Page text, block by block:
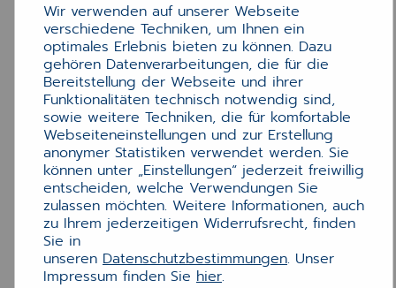
Wir verwenden auf unserer Webseite
verschiedene Techniken, um Ihnen ein
optimales Erlebnis bieten zu können. Dazu
gehören Datenverarbeitungen, die für die
Bereitstellung der Webseite und ihrer
Funktionalitäten technisch notwendig sind,
sowie weitere Techniken, die für komfortable
Webseiteneinstellungen und zur Erstellung
anonymer Statistiken verwendet werden. Sie
können unter „Einstellungen“ jederzeit freiwillig
entscheiden, welche Verwendungen Sie
zulassen möchten. Weitere Informationen, auch
zu Ihrem jederzeitigen Widerrufsrecht, finden
Sie in
unseren Datenschutzbestimmungen. Unser
Impressum finden Sie hier.